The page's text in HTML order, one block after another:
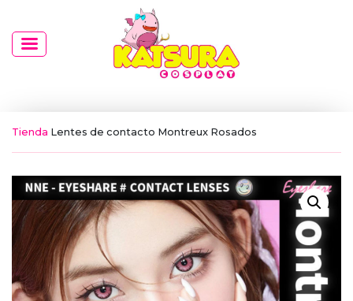
Tienda Lentes de contacto Montreux Rosados